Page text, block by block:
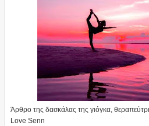
Άρθρο της δασκάλας της γιόγκα,
Love Senn